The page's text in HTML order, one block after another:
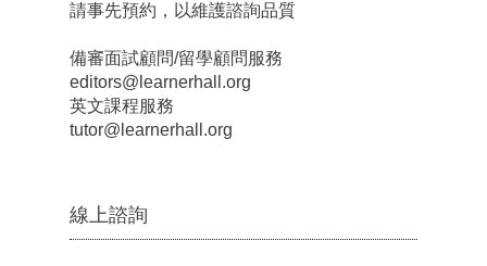
請事先預約，以維護諮詢品質
備審面試顧問/留學顧問服務
editors@learnerhall.org
英文課程服務
tutor@learnerhall.org
線上諮詢